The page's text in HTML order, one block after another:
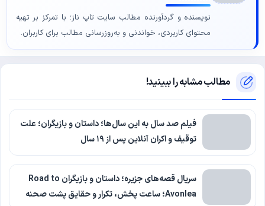
نویسنده و گردآورنده مطالب سایت تاپ ناز؛ با تمرکز بر تهیه
محتوای کاربردی، خواندنی و به‌روزرسانی مطالب برای کاربران.
مطالب مشابه را ببینید!
فیلم صد سال به این سال‌ها؛ داستان و بازیگران؛ علت
توقیف و اکران آنلاین پس از ۱۹ سال
سریال قصه‌های جزیره؛ داستان و بازیگران Road to
Avonlea؛ ساعت پخش، تکرار و حقایق پشت صحنه